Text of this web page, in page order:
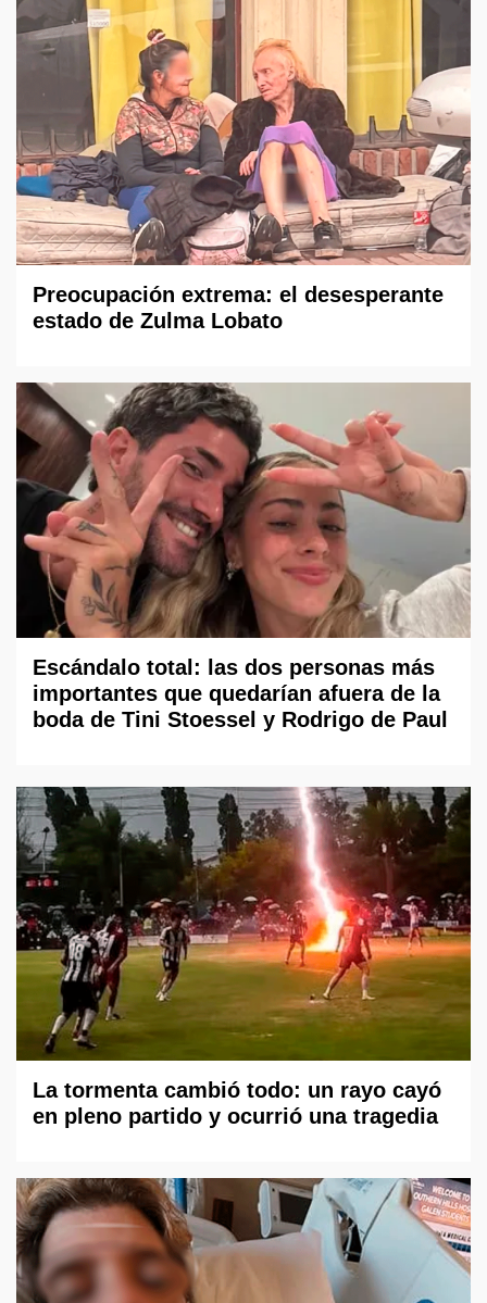
Preocupación extrema: el desesperante
estado de Zulma Lobato
Escándalo total: las dos personas más
importantes que quedarían afuera de la
boda de Tini Stoessel y Rodrigo de Paul
La tormenta cambió todo: un rayo cayó
en pleno partido y ocurrió una tragedia